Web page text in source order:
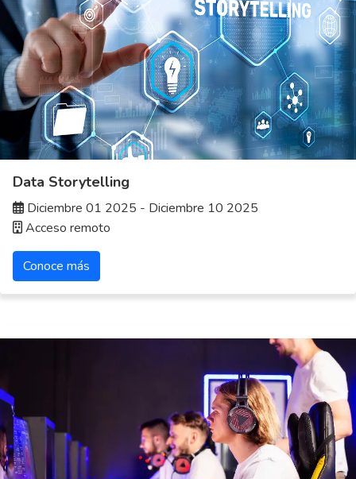
Data Storytelling
Diciembre 01 2025 - Diciembre 10 2025
Acceso remoto
Conoce más